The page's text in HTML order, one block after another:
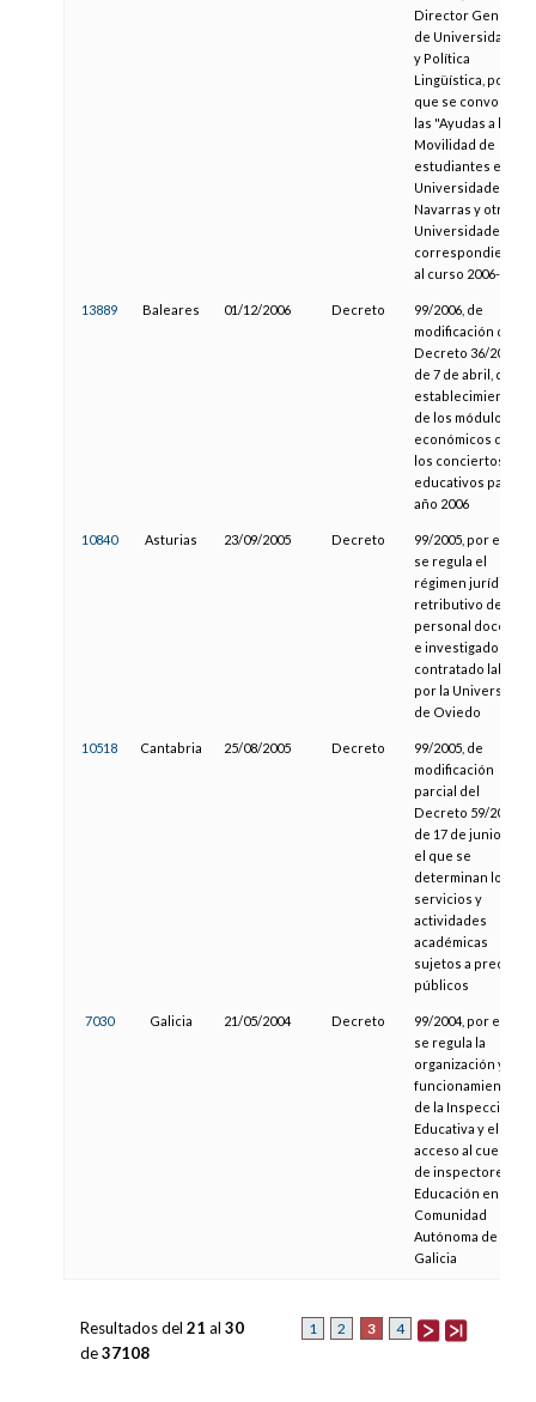
Director General
de Universidades
y Política
Lingüística, por la
que se convocan
las "Ayudas a la
Movilidad de
estudiantes entre
Universidades
Navarras y otras
Universidades"
correspondientes
al curso 2006-2007
13889 Baleares 01/12/2006 Decreto
99/2006, de
modificación del
Decreto 36/2006,
de 7 de abril, de
establecimiento
de los módulos
económicos de
los conciertos
educativos para el
año 2006
10840 Asturias 23/09/2005 Decreto
99/2005, por el que
se regula el
régimen jurídico y
retributivo del
personal docente
e investigador
contratado laboral
por la Universidad
de Oviedo
10518 Cantabria 25/08/2005 Decreto
99/2005, de
modificación
parcial del
Decreto 59/2004,
de 17 de junio, por
el que se
determinan los
servicios y
actividades
académicas
sujetos a precios
públicos
7030 Galicia 21/05/2004 Decreto
99/2004, por el que
se regula la
organización y el
funcionamiento
de la Inspección
Educativa y el
acceso al cuerpo
de inspectores de
Educación en la
Comunidad
Autónoma de
Galicia
1 2 3 4
Resultados del 21 al 30
de37108